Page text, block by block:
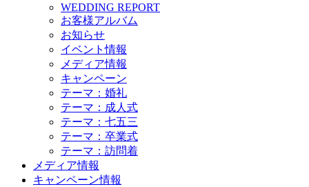
WEDDING REPORT
お客様アルバム
お知らせ
イベント情報
メディア情報
キャンペーン
テーマ：婚礼
テーマ：成人式
テーマ：七五三
テーマ：卒業式
テーマ：訪問着
メディア情報
キャンペーン情報